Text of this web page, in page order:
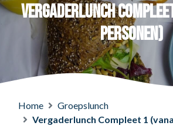
Vergaderlunch
personen)
Home
Groepslunch
Vergaderlunch Compleet 1